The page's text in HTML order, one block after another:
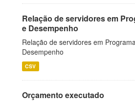
Relação de servidores em
e Desempenho
Relação de servidores em
Desempenho
CSV
Orçamento executado